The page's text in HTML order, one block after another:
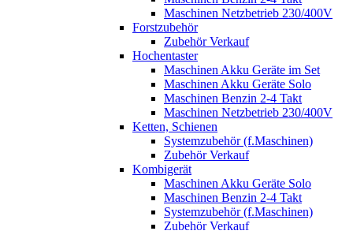
Maschinen Netzbetrieb 230/400V
Forstzubehör
Zubehör Verkauf
Hochentaster
Maschinen Akku Geräte im Set
Maschinen Akku Geräte Solo
Maschinen Benzin 2-4 Takt
Maschinen Netzbetrieb 230/400V
Ketten, Schienen
Systemzubehör (f.Maschinen)
Zubehör Verkauf
Kombigerät
Maschinen Akku Geräte Solo
Maschinen Benzin 2-4 Takt
Systemzubehör (f.Maschinen)
Zubehör Verkauf